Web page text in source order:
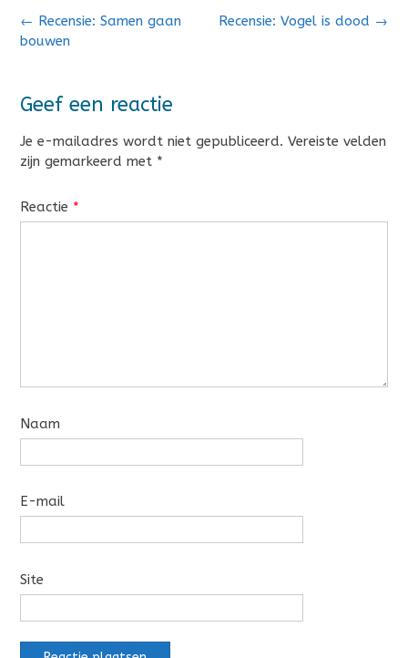
Bericht
navigatie
Recensie: Vogel is dood →
← Recensie: Samen gaan
bouwen
Geef een reactie
Je e-mailadres wordt niet gepubliceerd. Vereiste velden
zijn gemarkeerd met *
Reactie *
Naam
E-mail
Site